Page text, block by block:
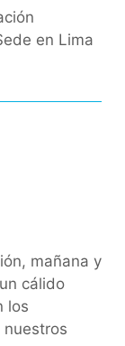
en Lima
mañana y
cálido
los